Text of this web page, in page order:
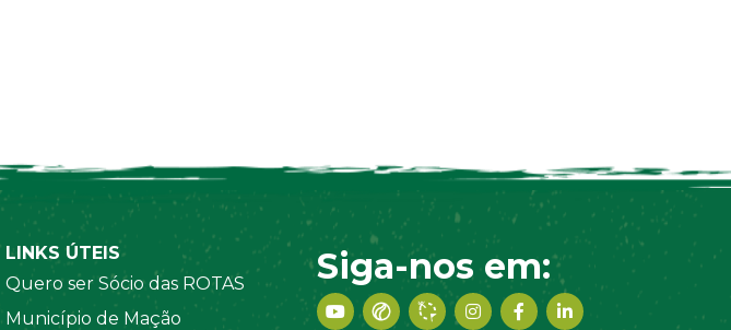
LINKS ÚTEIS
Quero ser Sócio das ROTAS
Município de Mação
Siga-nos em: